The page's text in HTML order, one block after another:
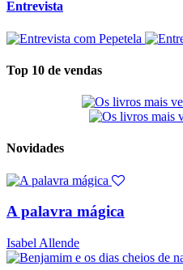
Entrevista
Top 10 de vendas
Novidades
A palavra mágica
Isabel Allende